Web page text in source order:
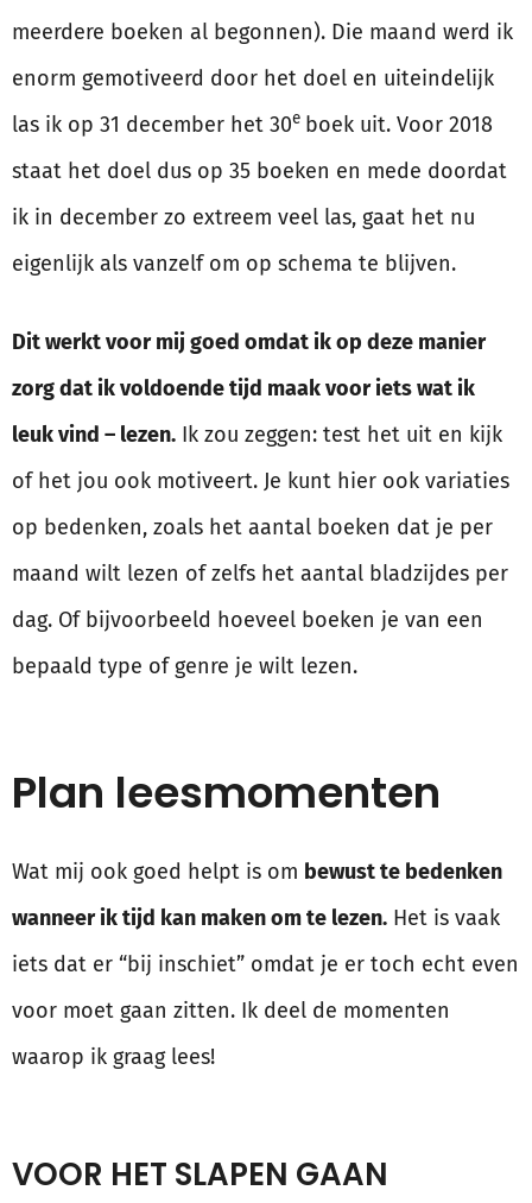
meerdere boeken al begonnen). Die maand werd ik
enorm gemotiveerd door het doel en uiteindelijk
las ik op 31 december het 30e boek uit. Voor 2018
staat het doel dus op 35 boeken en mede doordat
ik in december zo extreem veel las, gaat het nu
eigenlijk als vanzelf om op schema te blijven.
Dit werkt voor mij goed omdat ik op deze manier
zorg dat ik voldoende tijd maak voor iets wat ik
leuk vind – lezen. Ik zou zeggen: test het uit en kijk
of het jou ook motiveert. Je kunt hier ook variaties
op bedenken, zoals het aantal boeken dat je per
maand wilt lezen of zelfs het aantal bladzijdes per
dag. Of bijvoorbeeld hoeveel boeken je van een
bepaald type of genre je wilt lezen.
Plan leesmomenten
Wat mij ook goed helpt is om bewust te bedenken
wanneer ik tijd kan maken om te lezen. Het is vaak
iets dat er “bij inschiet” omdat je er toch echt even
voor moet gaan zitten. Ik deel de momenten
waarop ik graag lees!
VOOR HET SLAPEN GAAN